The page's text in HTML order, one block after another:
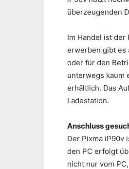
überzeugenden
Im Handel ist der
erwerben gibt es
oder für den
unterwegs kaum
erhältlich. Das
Ladestation.
Anschluss
Der Pixma iP90v
den PC erfolgt
nicht nur vom